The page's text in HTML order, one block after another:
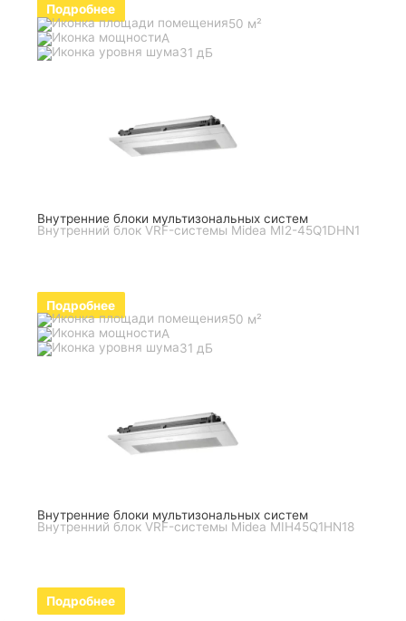
Подробнее
50 м²
A
31 дБ
Внутренние блоки мультизональных систем
Внутренний блок VRF-системы Midea MI2-45Q1DHN1
Подробнее
50 м²
A
31 дБ
Внутренние блоки мультизональных систем
Внутренний блок VRF-системы Midea MIH45Q1HN18
Подробнее